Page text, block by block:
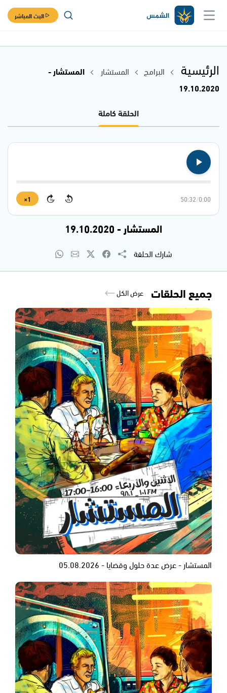
البث المباشر
الرئيسية البرامج المستشار
المستشار -
19.10.2020
الحلقة كاملة
0:00
/
50:32
15
15
1×
المستشار - 19.10.2020
شارك الحلقة
جميع الحلقات عرض الكل
المستشار - عرض عدة حلول وقضايا - 05.08.2026